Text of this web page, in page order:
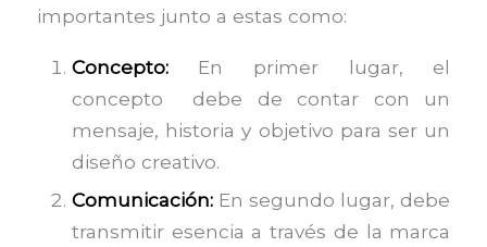
importantes junto a estas como:
Concepto: En primer lugar, el
concepto debe de contar con un
mensaje, historia y objetivo para ser un
diseño creativo.
Comunicación: En segundo lugar, debe
transmitir esencia a través de la marca